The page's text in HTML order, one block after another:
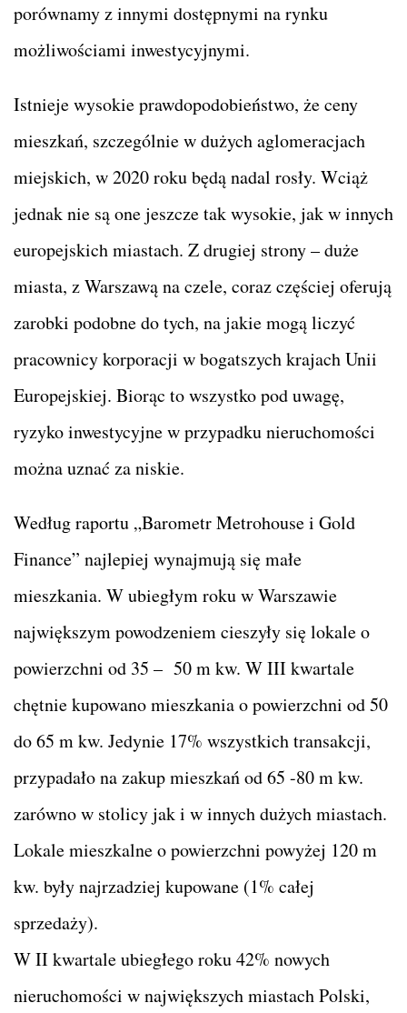
porównamy z innymi dostępnymi na rynku
możliwościami inwestycyjnymi.
Istnieje wysokie prawdopodobieństwo, że ceny
mieszkań, szczególnie w dużych aglomeracjach
miejskich, w 2020 roku będą nadal rosły. Wciąż
jednak nie są one jeszcze tak wysokie, jak w innych
europejskich miastach. Z drugiej strony – duże
miasta, z Warszawą na czele, coraz częściej oferują
zarobki podobne do tych, na jakie mogą liczyć
pracownicy korporacji w bogatszych krajach Unii
Europejskiej. Biorąc to wszystko pod uwagę,
ryzyko inwestycyjne w przypadku nieruchomości
można uznać za niskie.
Według raportu „Barometr Metrohouse i Gold
Finance” najlepiej wynajmują się małe
mieszkania. W ubiegłym roku w Warszawie
największym powodzeniem cieszyły się lokale o
powierzchni od 35 – 50 m kw. W III kwartale
chętnie kupowano mieszkania o powierzchni od 50
do 65 m kw. Jedynie 17% wszystkich transakcji,
przypadało na zakup mieszkań od 65 -80 m kw.
zarówno w stolicy jak i w innych dużych miastach.
Lokale mieszkalne o powierzchni powyżej 120 m
kw. były najrzadziej kupowane (1% całej
sprzedaży).
W II kwartale ubiegłego roku 42% nowych
nieruchomości w największych miastach Polski,